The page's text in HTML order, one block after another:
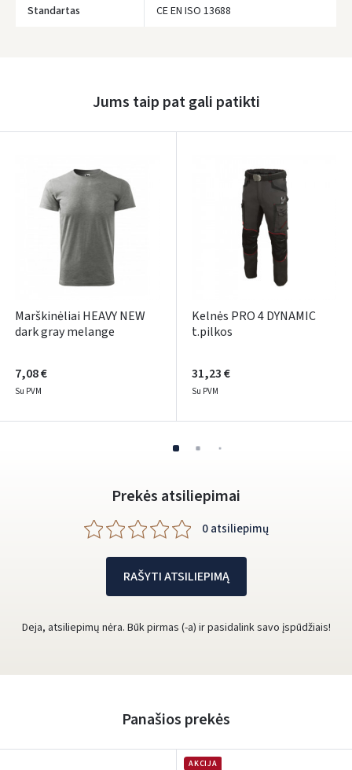
Standartas CE EN ISO 13688
Jums taip pat gali patikti
Marškinėliai HEAVY NEW
dark gray melange
7,08 €
Su PVM
Kelnės PRO 4 DYNAMIC
t.pilkos
31,23 €
Su PVM
Prekės atsiliepimai
0 atsiliepimų
RAŠYTI ATSILIEPIMĄ
Deja, atsiliepimų nėra. Būk pirmas (-a) ir pasidalink savo įspūdžiais!
Panašios prekės
AKCIJA
ARBA
Dar neturite paskyros? Registruokites